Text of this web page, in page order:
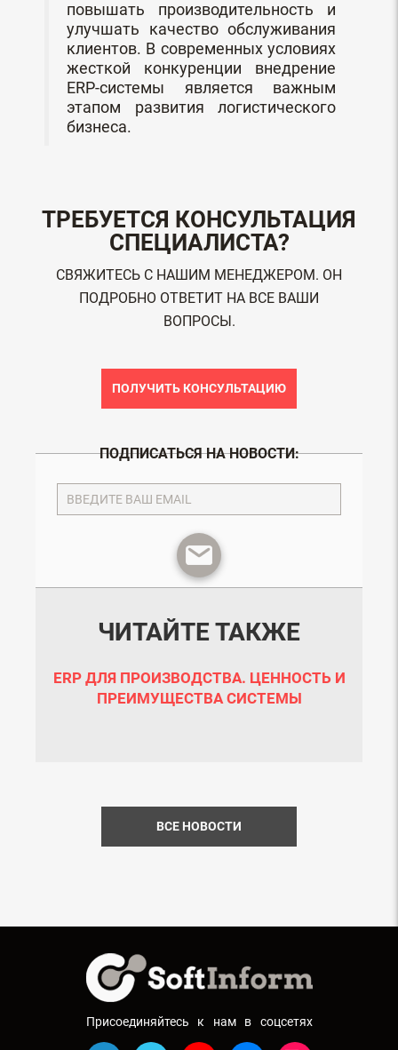
повышать производительность и
улучшать качество обслуживания
клиентов. В современных условиях
жесткой конкуренции внедрение
ERP-системы является важным
этапом развития логистического
бизнеса.
ТРЕБУЕТСЯ КОНСУЛЬТАЦИЯ
СПЕЦИАЛИСТА?
СВЯЖИТЕСЬ С НАШИМ МЕНЕДЖЕРОМ. ОН
ПОДРОБНО ОТВЕТИТ НА ВСЕ ВАШИ
ВОПРОСЫ.
ПОЛУЧИТЬ КОНСУЛЬТАЦИЮ
ПОДПИСАТЬСЯ НА НОВОСТИ:
ЧИТАЙТЕ ТАКЖЕ
ERP ДЛЯ ПРОИЗВОДСТВА. ЦЕННОСТЬ И
ПРЕИМУЩЕСТВА СИСТЕМЫ
ВСЕ НОВОСТИ
Присоединяйтесь к нам в соцсетях